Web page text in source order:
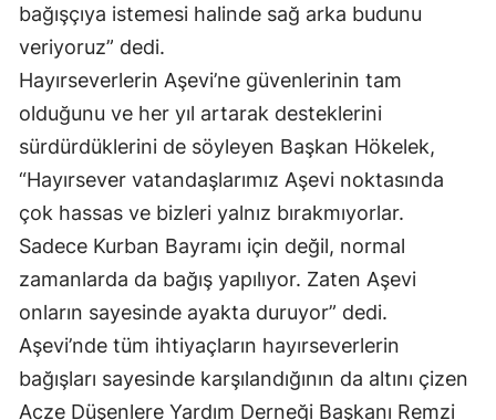
bağışçıya istemesi halinde sağ arka budunu
veriyoruz” dedi.
Hayırseverlerin Aşevi’ne güvenlerinin tam
olduğunu ve her yıl artarak desteklerini
sürdürdüklerini de söyleyen Başkan Hökelek,
“Hayırsever vatandaşlarımız Aşevi noktasında
çok hassas ve bizleri yalnız bırakmıyorlar.
Sadece Kurban Bayramı için değil, normal
zamanlarda da bağış yapılıyor. Zaten Aşevi
onların sayesinde ayakta duruyor” dedi.
Aşevi’nde tüm ihtiyaçların hayırseverlerin
bağışları sayesinde karşılandığının da altını çizen
Acze Düşenlere Yardım Derneği Başkanı Remzi